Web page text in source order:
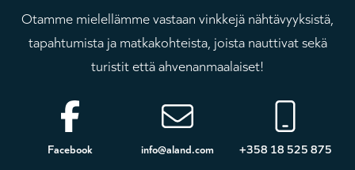
Otamme mielellämme vastaan ​​vinkkejä nähtävyyksistä,
tapahtumista ja matkakohteista, joista nauttivat sekä
turistit että ahvenanmaalaiset!
Alatunniste
Facebook info@aland.com +358 18 525 875